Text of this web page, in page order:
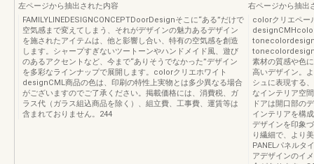
左ページから抽出された内容
FAMILYLINEDESIGNCONCEPTDoorDesignそこに“ある”だけで
空気感まで変えてしまう、それがデザインの魅力あるデザイン
を施されたアイテムは、他と影響し合い、特有の空気感を創造
します。シャープすぎないツートーンやハンドメイド風、遊び
のあるアクセントなど、今まで“ありそうでなかった”デザイン
を多彩なラインナップで展開します。colorクリエホワイト
designCML商品の色は、印刷の特性上実物とは多少異なる場合
がございますのでご了承ください。掲載価格には、消費税、ガ
ラス代（ガラス組込商品を除く）、組立費、工事費、運賃等は
含まれておりません。244
右ページから抽出
colorクリエペ
素材の質感や色
高いデザイン。
シュに表現する
なインテリア空
ドアは開口部の
インテリアを構
デザインを印象
り繊細で、より
PANELパネルタ
アデザインのイ